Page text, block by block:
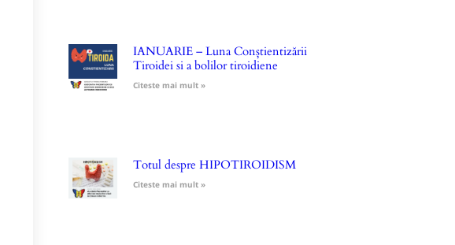
IANUARIE – Luna Conștientizării
Tiroidei si a bolilor tiroidiene
Citeste mai mult »
Totul despre HIPOTIROIDISM
Citeste mai mult »